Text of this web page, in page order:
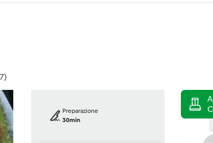
Preparazione
30min